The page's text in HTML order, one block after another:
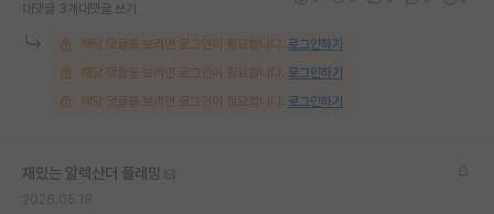
대댓글 3개 대댓글 쓰기
해당 댓글을 보려면 로그인이 필요합니다. 로그인하기
해당 댓글을 보려면 로그인이 필요합니다. 로그인하기
해당 댓글을 보려면 로그인이 필요합니다. 로그인하기
재밌는 알렉산더 플레밍